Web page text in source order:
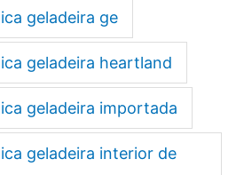
geladeira ge
geladeira heartland
geladeira importada
geladeira interior de